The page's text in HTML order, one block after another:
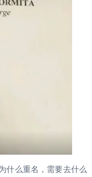
什么重名，需要去什么